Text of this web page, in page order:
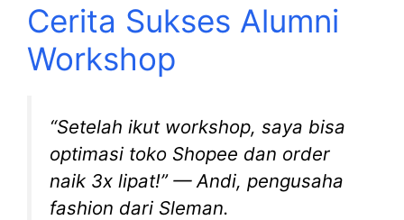
Cerita Sukses Alumni
Workshop
“Setelah ikut workshop, saya bisa
optimasi toko Shopee dan order
naik 3x lipat!” — Andi, pengusaha
fashion dari Sleman.